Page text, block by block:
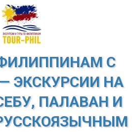
С
ЭКСКУРСИИ НА
ПАЛАВАН И